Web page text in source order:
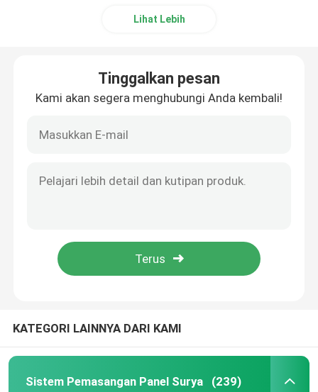
Lihat Lebih
Tinggalkan pesan
Kami akan segera menghubungi Anda kembali!
KATEGORI LAINNYA DARI KAMI
Sistem Pemasangan Panel Surya (239)